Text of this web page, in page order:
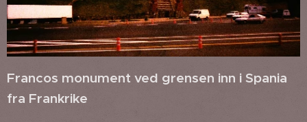
Francos monument ved grensen inn i Spania
fra Frankrike